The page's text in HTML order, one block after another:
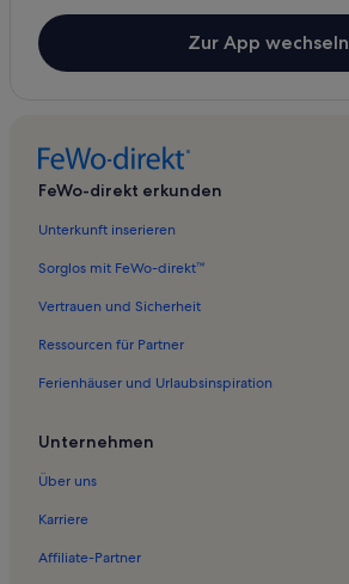
Zur App wechseln
FeWo-direkt erkunden
Unterkunft inserieren
Sorglos mit FeWo-direkt™
Vertrauen und Sicherheit
Ressourcen für Partner
Ferienhäuser und Urlaubsinspiration
Unternehmen
Über uns
Karriere
Affiliate-Partner